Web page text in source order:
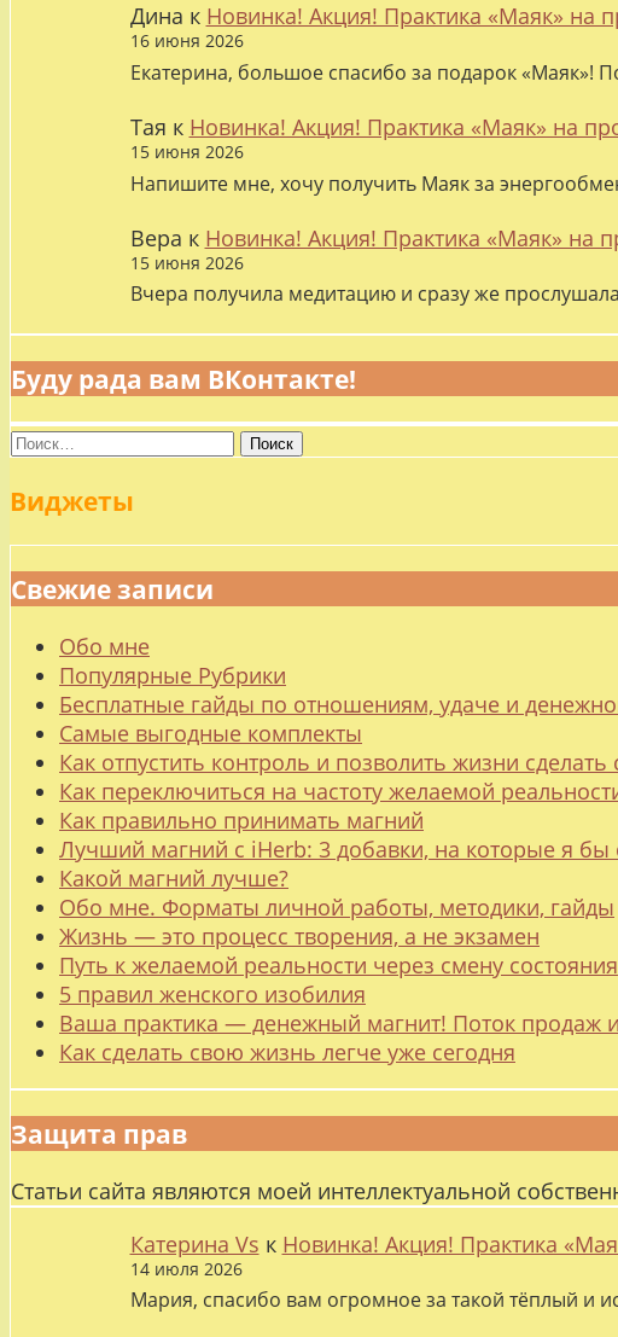
Дина к Новинка! Акция! Практика «Маяк» на
16 июня 2026
Екатерина, большое спасибо за подарок «Маяк»!
Тая к Новинка! Акция! Практика «Маяк» на
15 июня 2026
Напишите мне, хочу получить Маяк за
Вера к Новинка! Акция! Практика «Маяк» на
15 июня 2026
Вчера получила медитацию и сразу же
Буду рада вам ВКонтакте!
Найти:
Виджеты
Свежие записи
Обо мне
Популярные Рубрики
Бесплатные гайды по отношениям, удаче и
Самые выгодные комплекты
Как отпустить контроль и позволить жизни сделать
Как переключиться на частоту желаемой
Как правильно принимать магний
Лучший магний с iHerb: 3 добавки, на которые я бы
Какой магний лучше?
Обо мне. Форматы личной работы, методики, гайды
Жизнь — это процесс творения, а не экзамен
Путь к желаемой реальности через смену состояния
5 правил женского изобилия
Ваша практика — денежный магнит! Поток продаж
Как сделать свою жизнь легче уже сегодня
Защита прав
Статьи сайта являются моей интеллектуальной
Катерина Vs к Новинка! Акция! Практика
14 июля 2026
Мария, спасибо вам огромное за такой тёплый и